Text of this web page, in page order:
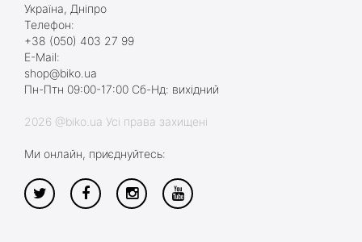
Україна, Дніпро
Телефон:
+38 (050) 403 27 99
E-Mail:
shop@biko.ua
Пн-Птн 09:00-17:00 Сб-Нд: вихідний
2026 @biko.ua Усі права захищені
Ми онлайн, приєднуйтесь: